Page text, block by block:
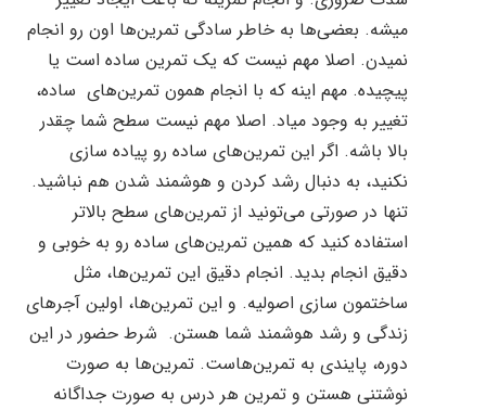
میشه. بعضی‌ها به خاطر سادگی تمرین‌ها اون رو انجام
نمیدن. اصلا مهم نیست که یک تمرین ساده است یا
پیچیده. مهم اینه که با انجام همون تمرین‌های ساده،
تغییر به وجود میاد. اصلا مهم نیست سطح شما چقدر
بالا باشه. اگر این تمرین‌های ساده رو پیاده سازی
نکنید، به دنبال رشد کردن و هوشمند شدن هم نباشید.
تنها در صورتی می‌تونید از تمرین‌های سطح بالاتر
استفاده کنید که همین تمرین‌های ساده رو به خوبی و
دقیق انجام بدید. انجام دقیق این تمرین‌ها، مثل
ساختمون سازی اصولیه. و این تمرین‌ها، اولین آجرهای
زندگی و رشد هوشمند شما هستن. شرط حضور در این
دوره، پایندی به تمرین‌هاست. تمرین‌ها به صورت
نوشتنی هستن و تمرین هر درس به صورت جداگانه